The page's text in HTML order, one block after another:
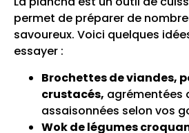
permet de préparer de
savoureux. Voici quelques
essayer :
Brochettes de viandes,
crustacés, agrémentées
assaisonnées selon vos
Wok de légumes